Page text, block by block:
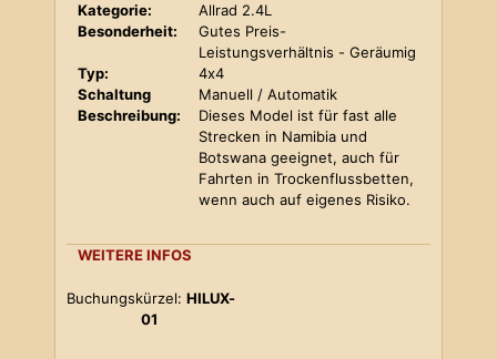
Kategorie:
Allrad 2.4L
Besonderheit:
Gutes Preis-
Leistungsverhältnis - Geräumig
Typ:
4x4
Schaltung
Manuell / Automatik
Beschreibung:
Dieses Model ist für fast alle
Strecken in Namibia und
Botswana geeignet, auch für
Fahrten in Trockenflussbetten,
wenn auch auf eigenes Risiko.
WEITERE INFOS
Buchungskürzel: HILUX-
01